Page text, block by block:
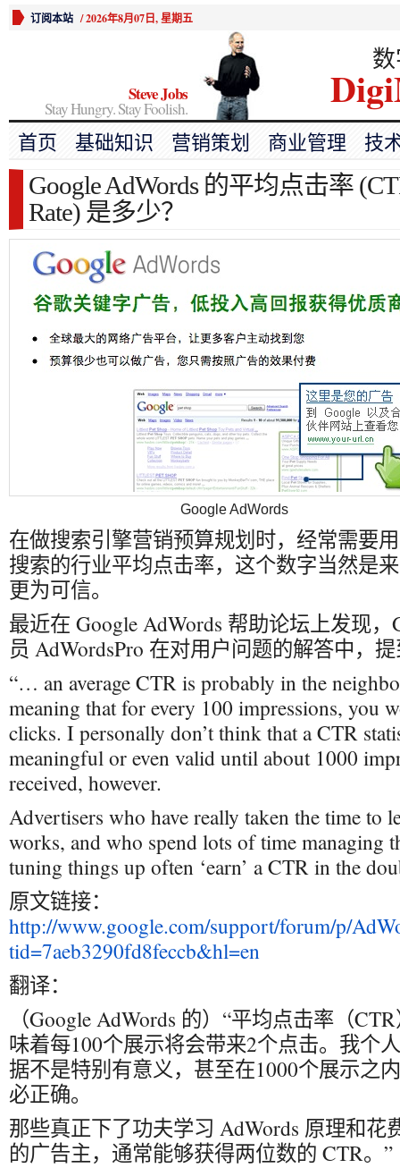
订阅本站 /2026年8月07日, 星期五
Steve Jobs
Stay Hungry. Stay Foolish.
首页 基础知识 营销策划 商业管理 技
Google AdWords 的平均点击率
Rate) 是多少？
Google AdWords
在做搜索引擎营销预算规划时，经常需要
搜索的行业平均点击率，这个数字当然是
更为可信。
最近在 Google AdWords 帮助论坛上发现
员 AdWordsPro 在对用户问题的解答中，
“… an average CTR is probably in the
meaning that for every 100 impressions, you
clicks. I personally don’t think that a CTR
meaningful or even valid until about 1000
received, however.
Advertisers who have really taken the time to
works, and who spend lots of time managing
tuning things up often ‘earn’ a CTR in the
原文链接：
http://www.google.com/support/forum/p/
tid=7aeb3290fd8feccb&hl=en
翻译：
（Google AdWords 的）“平均点击率（
味着每100个展示将会带来2个点击。我个
据不是特别有意义，甚至在1000个展示之
必正确。
那些真正下了功夫学习 AdWords 原理和花
的广告主，通常能够获得两位数的 CTR。”